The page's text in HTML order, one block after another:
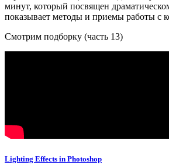
минут, который посвящен
показывает методы и приемы работы с
Смотрим подборку (часть 13)
Lighting Effects in Photoshop